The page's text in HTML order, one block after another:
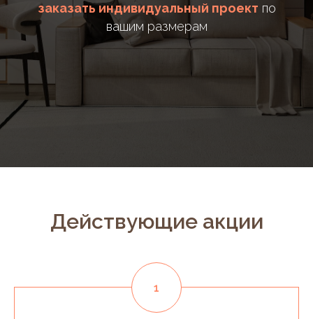
заказать индивидуальный проект по
вашим размерам
Действующие акции